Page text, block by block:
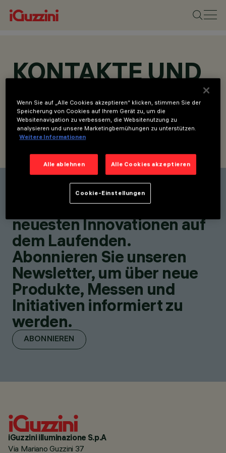
KONTAKTE UND
STANDORTE
KONTAKT SUCHEN ANFRAGE SENDEN
Einen Kontakt finden
Bleiben Sie über unsere
neuesten Innovationen auf
dem Laufenden.
Abonnieren Sie unseren
Newsletter, um über neue
Produkte, Messen und
Initiativen informiert zu
werden.
ABONNIEREN
iGuzzini illuminazione S.p.A
Via Mariano Guzzini 37
Wenn Sie auf „Alle Cookies akzeptieren“ klicken, stimmen Sie der
Speicherung von Cookies auf Ihrem Gerät zu, um die
Websitenavigation zu verbessern, die Websitenutzung zu
analysieren und unsere Marketingbemühungen zu unterstützen.
Weitere Informationen
Alle ablehnen Alle Cookies akzeptieren
Cookie-Einstellungen